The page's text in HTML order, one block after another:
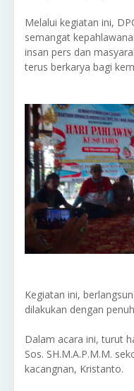
Melalui kegiatan ini,
semangat
insan pers dan
terus berkarya bagi
Kegiatan ini,
dilakukan dengan
Dalam acara ini, turut
Sos. SH.M.A.P.M.M.
kacangnan, Kristanto.